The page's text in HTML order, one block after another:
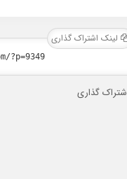
لینک اشتراک گذاری
گذاری